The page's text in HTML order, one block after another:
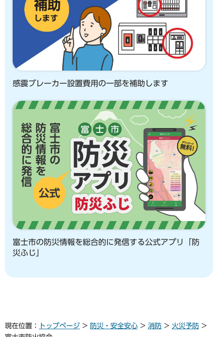
感震ブレーカー設置費用の一部を補助します
富士市の防災情報を総合的に発信する公式アプリ「防
災ふじ」
現在位置： トップページ > 防災・安全安心 > 消防 > 火災予防 >